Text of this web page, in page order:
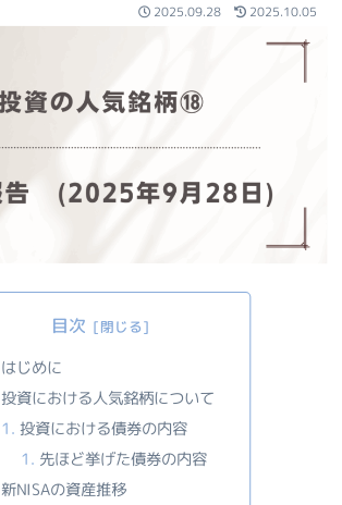
2025.09.28 2025.10.05
目次
はじめに
投資における人気銘柄について
投資における債券の内容
先ほど挙げた債券の内容
新NISAの資産推移